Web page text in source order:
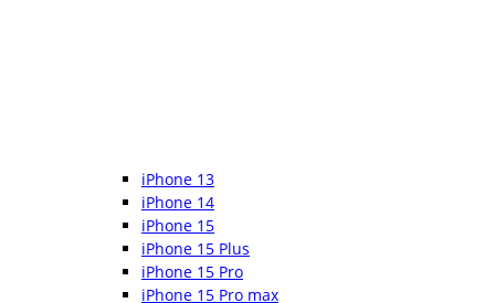
iPhone 13
iPhone 14
iPhone 15
iPhone 15 Plus
iPhone 15 Pro
iPhone 15 Pro max